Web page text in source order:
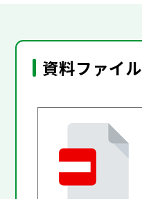
資料ファイル